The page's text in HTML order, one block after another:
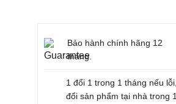
Bảo hành chính hãng 12
tháng.
1 đổi 1 trong 1 tháng nếu lỗi,
đổi sản phẩm tại nhà trong 1